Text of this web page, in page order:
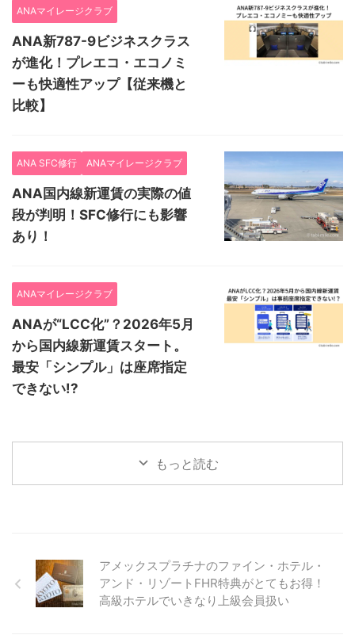
ANAマイレージクラブ
ANA新787-9ビジネスクラス
が進化！プレエコ・エコノミ
ーも快適性アップ【従来機と
比較】
ANA SFC修行 ANAマイレージクラブ
ANA国内線新運賃の実際の値
段が判明！SFC修行にも影響
あり！
ANAマイレージクラブ
ANAが“LCC化”？2026年5月
から国内線新運賃スタート。
最安「シンプル」は座席指定
できない!?
もっと読む
アメックスプラチナのファイン・ホテル・
アンド・リゾートFHR特典がとてもお得！
高級ホテルでいきなり上級会員扱い